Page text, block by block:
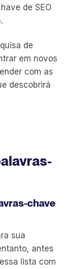
de SEO
de
em novos
com as
descobrirá
chave
sua
antes
lista com